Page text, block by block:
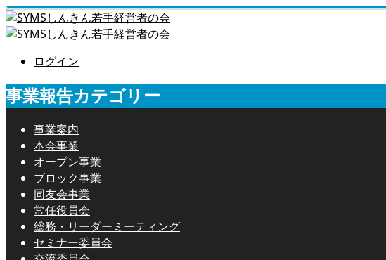
ログイン
事業報告カテゴリー
事業案内
本会事業
オープン事業
ブロック事業
同友会事業
常任役員会
総務・リーダーミーティング
セミナー委員会